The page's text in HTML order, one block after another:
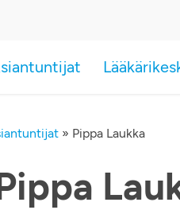
» Pippa Laukka